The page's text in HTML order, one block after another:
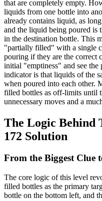
that are completely empty.
liquids from one bottle into
already contains liquid, as
and the liquid being poured is
in the destination bottle. This
"partially filled" with a single
pouring if they are the correct
initial "emptiness" and see
indicator is that liquids of the
when poured into each other.
filled bottles as off-limits until
unnecessary moves and a
The Logic Behind
172 Solution
From the Biggest Clue
The core logic of this level
filled bottles as the primary
bottle on the bottom left, and